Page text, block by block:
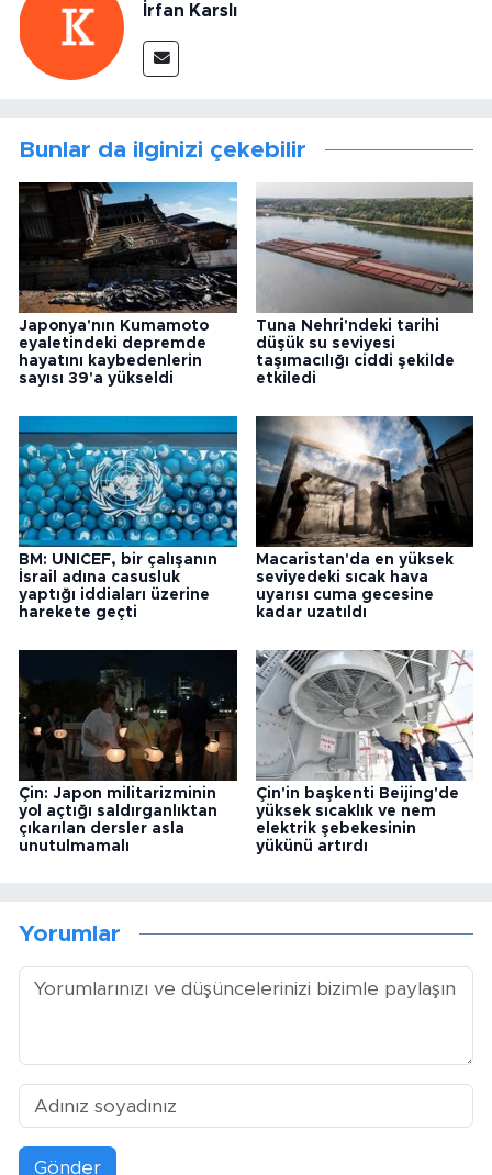
İrfan Karslı
Bunlar da ilginizi çekebilir
Japonya'nın Kumamoto
eyaletindeki depremde
hayatını kaybedenlerin
sayısı 39'a yükseldi
Tuna Nehri'ndeki tarihi
düşük su seviyesi
taşımacılığı ciddi şekilde
etkiledi
BM: UNICEF, bir çalışanın
İsrail adına casusluk
yaptığı iddiaları üzerine
harekete geçti
Macaristan'da en yüksek
seviyedeki sıcak hava
uyarısı cuma gecesine
kadar uzatıldı
Çin: Japon militarizminin
yol açtığı saldırganlıktan
çıkarılan dersler asla
unutulmamalı
Çin'in başkenti Beijing'de
yüksek sıcaklık ve nem
elektrik şebekesinin
yükünü artırdı
Yorumlar
Gönder